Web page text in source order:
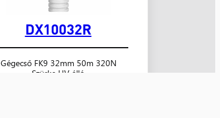
DX10032R
Gégecső FK9 32mm 50m 320N
Szürke UV álló